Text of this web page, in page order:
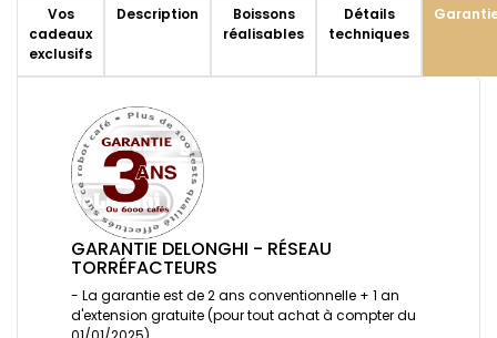
Vos
cadeaux
exclusifs
Description
Boissons
réalisables
Détails
techniques
GARANTIE DELONGHI - RÉSEAU
TORRÉFACTEURS
- La garantie est de 2 ans conventionnelle + 1 an
d'extension gratuite (pour tout achat à compter du